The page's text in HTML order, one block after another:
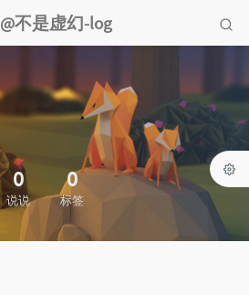
@不是虚幻-log
0
说说
0
标签